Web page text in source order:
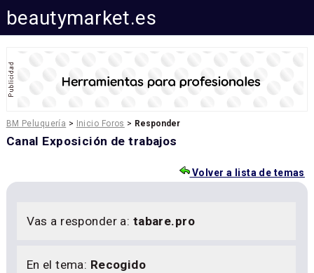
beautymarket.es
BM Peluquería > Inicio Foros > Responder
Canal Exposición de trabajos
Volver a lista de temas
Vas a responder a: tabare.pro
En el tema: Recogido